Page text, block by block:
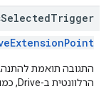
SelectedTrigger
התגובה תואמת
הרלוונטית ב-Drive, כמו רשימת המסמכים ב'האחסון שלי'.